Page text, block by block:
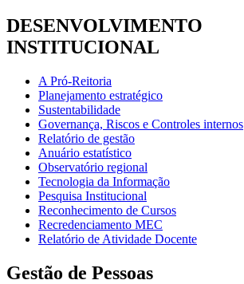
DESENVOLVIMENTO
INSTITUCIONAL
A Pró-Reitoria
Planejamento estratégico
Sustentabilidade
Governança, Riscos e Controles internos
Relatório de gestão
Anuário estatístico
Observatório regional
Tecnologia da Informação
Pesquisa Institucional
Reconhecimento de Cursos
Recredenciamento MEC
Relatório de Atividade Docente
Gestão de Pessoas